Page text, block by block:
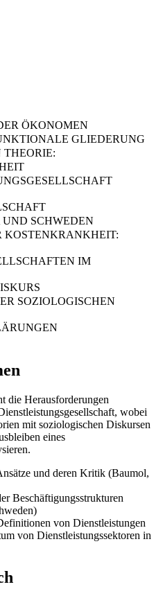
ÖKONOMEN
GLIEDERUNG
THEORIE:
SCHWEDEN
KOSTENKRANKHEIT:
IM
SOZIOLOGISCHEN
die Herausforderungen
wobei
mit soziologischen Diskursen
eines
und deren Kritik (Baumol,
Beschäftigungsstrukturen
von Dienstleistungen
von Dienstleistungssektoren in